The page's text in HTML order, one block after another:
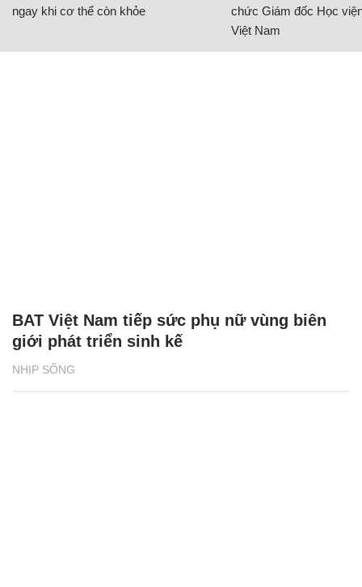
ngay khi cơ thể còn khỏe
chức Giám đốc Học
Việt Nam
NHỊP SỐNG
BAT Việt Nam tiếp sức phụ nữ vùng biên
giới phát triển sinh kế